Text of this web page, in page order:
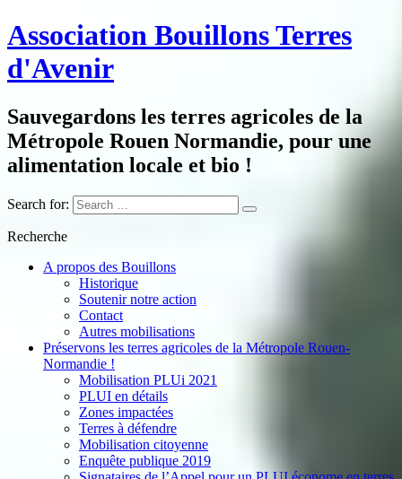
Association Bouillons Terres
d'Avenir
Sauvegardons les terres agricoles de la
Métropole Rouen Normandie, pour une
alimentation locale et bio !
Search for:
Recherche
A propos des Bouillons
Historique
Soutenir notre action
Contact
Autres mobilisations
Préservons les terres agricoles de la Métropole Rouen-
Normandie !
Mobilisation PLUi 2021
PLUI en détails
Zones impactées
Terres à défendre
Mobilisation citoyenne
Enquête publique 2019